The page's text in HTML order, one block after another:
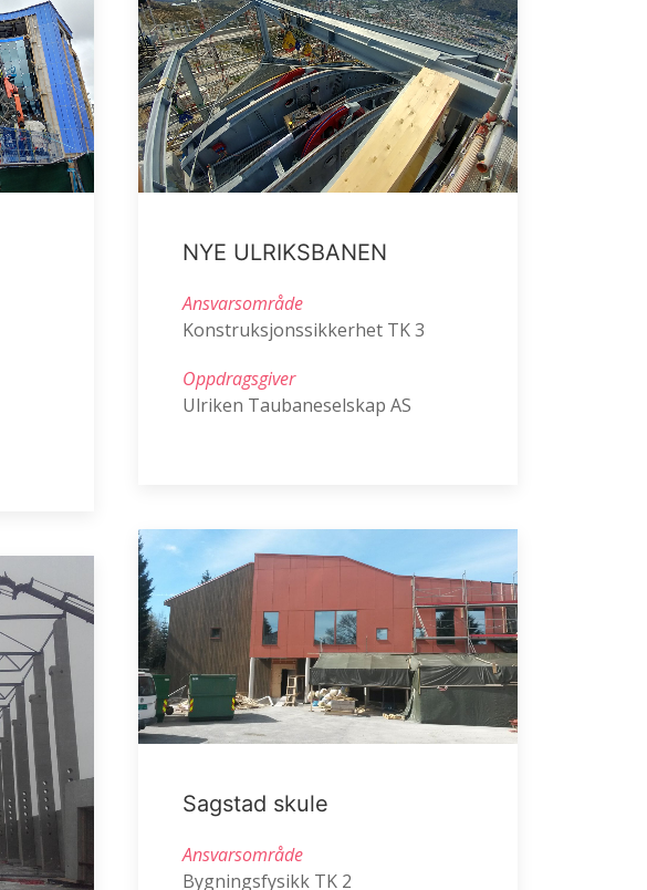
NYE ULRIKSBANEN
Ansvarsområde
Konstruksjonssikkerhet TK 3
Oppdragsgiver
Ulriken Taubaneselskap AS
Sagstad skule
Ansvarsområde
Bygningsfysikk TK 2